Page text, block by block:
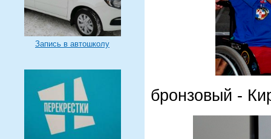
Запись в автошколу
бронзовый -